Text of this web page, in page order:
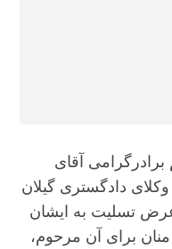
برادرگرامی آقای
دادگستری گیلان
تسلیت به ایشان
برای آن مرحوم،